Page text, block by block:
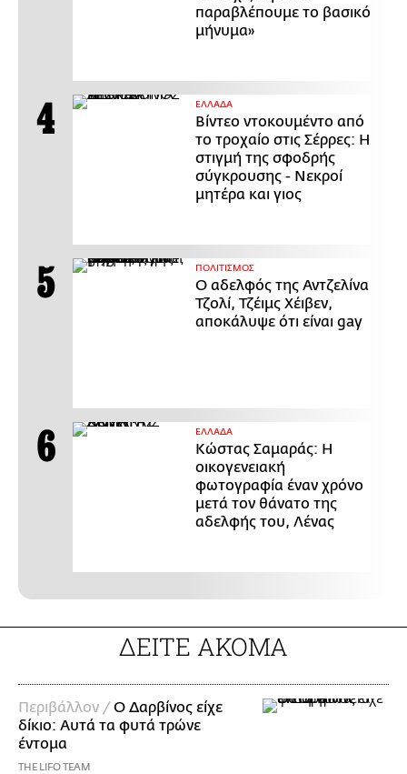
παραβλέπουμε το βασικό
μήνυμα»
ΕΛΛΑΔΑ
Βίντεο ντοκουμέντο από
το τροχαίο στις Σέρρες: Η
στιγμή της σφοδρής
σύγκρουσης - Νεκροί
μητέρα και γιος
ΠΟΛΙΤΙΣΜΟΣ
Ο αδελφός της Αντζελίνα
Τζολί, Τζέιμς Χέιβεν,
αποκάλυψε ότι είναι gay
ΕΛΛΑΔΑ
Κώστας Σαμαράς: Η
οικογενειακή
φωτογραφία έναν χρόνο
μετά τον θάνατο της
αδελφής του, Λένας
ΔΕΙΤΕ ΑΚΟΜΑ
Περιβάλλον /Ο Δαρβίνος είχε
δίκιο: Αυτά τα φυτά τρώνε
έντομα
THE LIFO TEAM